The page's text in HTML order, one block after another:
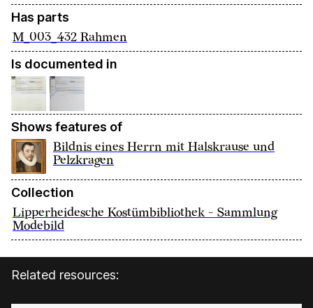
Has parts
M_003_432 Rahmen
Is documented in
Shows features of
Bildnis eines Herrn mit Halskrause und
Pelzkragen
Collection
Lipperheidesche Kostümbibliothek - Sammlung
Modebild
Related resources: